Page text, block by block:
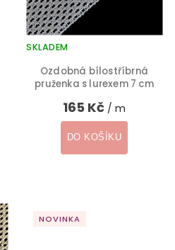
Ozdobná bílostříbrná
pruženka s lurexem 7 cm
SKLADEM
165 Kč / m
DO KOŠÍKU
NOVINKA